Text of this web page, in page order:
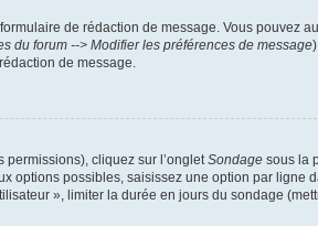
de rédaction de message. Vous pouvez
du forum --> Modifier les préférences de message
de message.
cliquez sur l’onglet Sondage sous la
options possibles, saisissez une option par ligne
», limiter la durée en jours du sondage